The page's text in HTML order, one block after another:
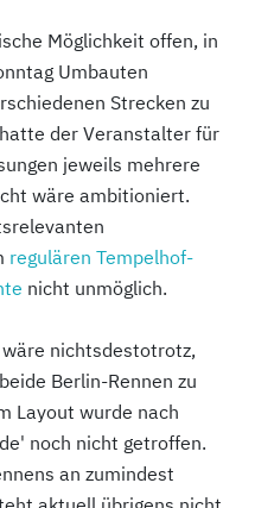
Möglichkeit offen, in
Umbauten
Strecken zu
der Veranstalter für
jeweils mehrere
wäre ambitioniert.
regulären Tempelhof-
nicht unmöglich.
nichtsdestotrotz,
Berlin-Rennen zu
Layout wurde nach
noch nicht getroffen.
an zumindest